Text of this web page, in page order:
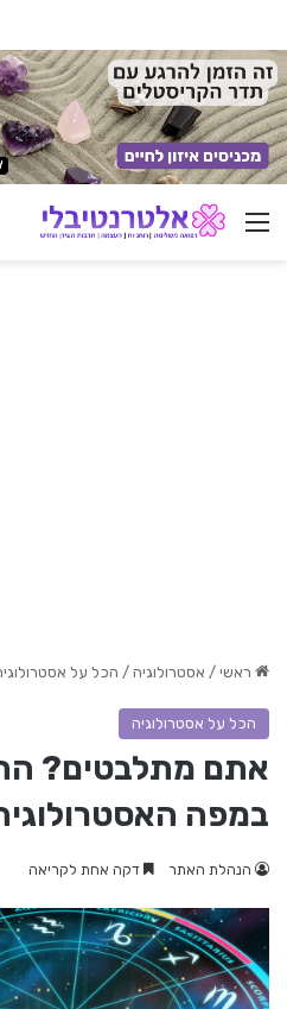
ניווט באתר
ראשי / אסטרולוגיה / הכל על
הכל על אסטרולוגיה
אתם מתלבטים?
במפה
הנהלת האתר דקה אחת לקריאה